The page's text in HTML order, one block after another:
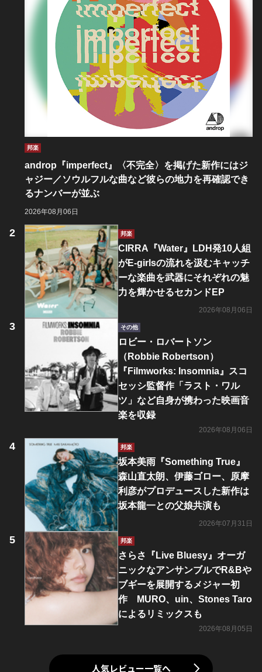
邦楽
androp『imperfect』〈不完全〉を掲げた新作にはジ
ャジー／ソウルフルな曲など彼らの地力を再確認でき
るナンバーが並ぶ
2026年08月06日
邦楽
CIRRA『Water』LDH発10人組
がE-girlsの流れを汲むキャッチ
ーな楽曲を武器にそれぞれの魅
力を輝かせるセカンドEP
2026年08月06日
その他
ロビー・ロバートソン
（Robbie Robertson）
『Filmworks: Insomnia』スコ
セッシ監督作「ラスト・ワル
ツ」など自身が携わった映画音
楽を収録
2026年08月06日
邦楽
坂本美雨『Something True』
森山直太朗、伊藤ゴロー、原摩
利彦がプロデュースした新作は
坂本龍一との父娘共演も
2026年07月31日
邦楽
さらさ『Live Bluesy』オーガ
ニックなアンサンブルでR&Bや
ブギーを展開するメジャー初
作 MURO、uin、Stones Taro
によるリミックスも
2026年08月05日
人気レビュー一覧へ